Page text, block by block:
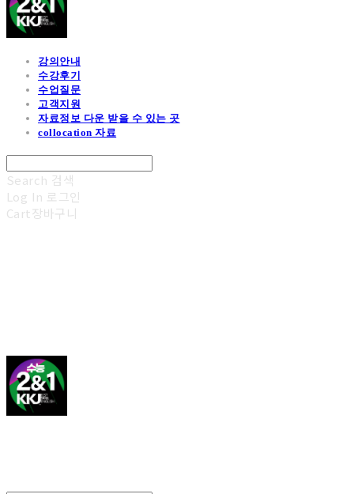
강의안내
수강후기
수업질문
고객지원
자료정보 다운 받을 수 있는 곳
collocation 자료
Search 검색
Log In 로그인
Cart장바구니